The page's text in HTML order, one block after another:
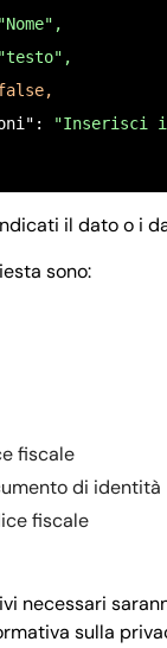
"Nome",
"testo",
"Inserisci
"COGNOME",
"Email",
"email",
false,
il dato o i
sono:
fiscale
di identità
fiscale
necessari
sulla